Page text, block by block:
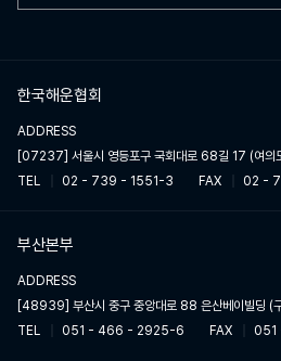
한국해운협회
ADDRESS
[07237] 서울시 영등포구 국회대로 68길 17 (여
TEL
02 - 739 - 1551-3 FAX 02 -
부산본부
ADDRESS
[48939] 부산시 중구 중앙대로 88 은산베이빌딩 (
TEL
051 - 466 - 2925-6 FAX